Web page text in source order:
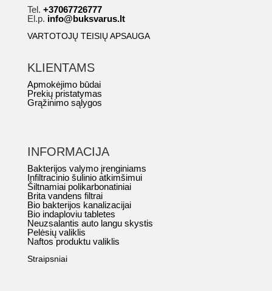
Tel. +37067726777
El.p. info@buksvarus.lt
VARTOTOJŲ TEISIŲ APSAUGA
KLIENTAMS
Apmokėjimo būdai
Prekių pristatymas
Grąžinimo sąlygos
INFORMACIJA
Bakterijos valymo įrenginiams
Infiltracinio šulinio atkimšimui
Šiltnamiai polikarbonatiniai
Brita vandens filtrai
Bio bakterijos kanalizacijai
Bio indaploviu tabletes
Neuzsalantis auto langu skystis
Pelėsių valiklis
Naftos produktu valiklis
Straipsniai